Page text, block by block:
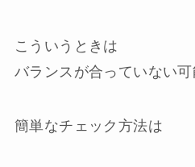
こういうときは
バランスが合っていない可
簡単なチェック方法は